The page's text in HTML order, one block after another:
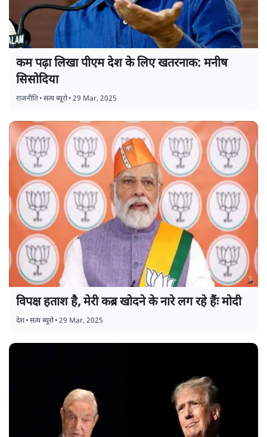
कम पढ़ा लिखा पीएम देश के लिए खतरनाक: मनीष
सिसोदिया
राजनीति•सत्य ब्यूरो•29 Mar, 2025
विपक्ष हताश है, मेरी कब्र खोदने के नारे लग रहे हैंः मोदी
देश•सत्य ब्यूरो•29 Mar, 2025